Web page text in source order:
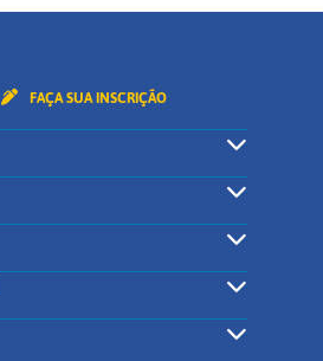
FAÇA SUA INSCRIÇÃO